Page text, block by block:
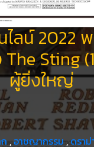
ลน์ 2022
The Sting
ผู้ยิ่งใหญ่
, อาชญากรรม, ดราม่